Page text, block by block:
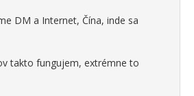
DM a Internet, Čína, inde sa
takto fungujem, extrémne to